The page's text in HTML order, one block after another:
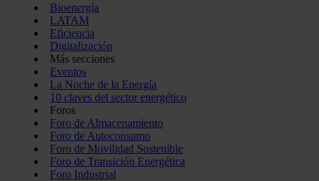
Bioenergía
LATAM
Eficiencia
Digitalización
Más secciones
Eventos
La Noche de la Energía
10 claves del sector energético
Foros
Foro de Almacenamiento
Foro de Autoconsumo
Foro de Movilidad Sostenible
Foro de Transición Energética
Foro Industrial